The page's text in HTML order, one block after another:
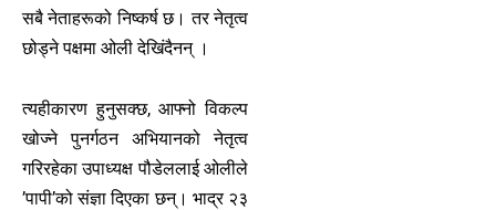
सबै नेताहरूको निष्कर्ष छ। तर नेतृत्व
छोड्ने पक्षमा ओली देखिंदैनन् ।
त्यहीकारण हुनुसक्छ, आफ्नो विकल्प
खोज्ने पुनर्गठन अभियानको नेतृत्व
गरिरहेका उपाध्यक्ष पौडेललाई ओलीले
’पापी’को संज्ञा दिएका छन्। भाद्र २३